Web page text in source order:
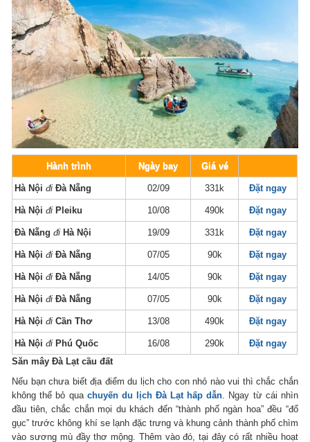
Hành trình Ngày bay Giá vé
Hà Nộiđi Đà Nẵng 02/09 331k Đặt ngay
Hà Nộiđi Pleiku 10/08 490k Đặt ngay
Đà Nẵngđi Hà Nội 19/09 331k Đặt ngay
Hà Nộiđi Đà Nẵng 07/05 90k Đặt ngay
Hà Nộiđi Đà Nẵng 14/05 90k Đặt ngay
Hà Nộiđi Đà Nẵng 07/05 90k Đặt ngay
Hà Nộiđi Cần Thơ 13/08 490k Đặt ngay
Hà Nộiđi Phú Quốc 16/08 290k
Đặt ngay
Săn mây Đà Lạt cầu đất
Nếu bạn chưa biết địa điểm du lịch cho con nhỏ nào vui thì chắc chắn
không thể bỏ qua chuyến du lịch Đà Lạt hấp dẫn . Ngay từ cái nhìn
đầu tiên, chắc chắn mọi du khách đến “thành phố ngàn hoa” đều “đổ
gục” trước không khí se lạnh đặc trưng và khung cảnh thành phố chìm
vào sương mù đầy thơ mộng. Thêm vào đó, tại đây có rất nhiều hoạt